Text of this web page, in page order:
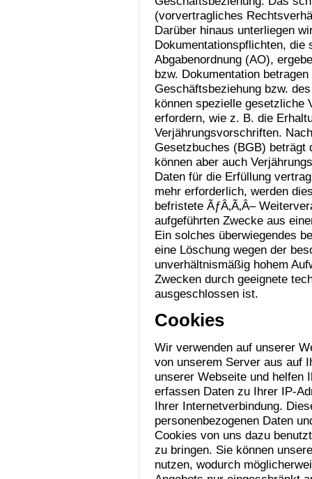
(vorvertragliches
Darüber hinaus unterliegen
Dokumentationspflichten, die
Abgabenordnung (AO),
bzw. Dokumentation
Geschäftsbeziehung bzw.
können spezielle gesetzliche
erfordern, wie z. B. die
Verjährungsvorschriften. Nach
Gesetzbuches (BGB) beträgt
können aber auch
Daten für die Erfüllung
mehr erforderlich, werden
befristete ÃƒÂ‚Ã‚Â–
aufgeführten Zwecke aus
Ein solches überwiegendes
eine Löschung wegen der
unverhältnismäßig hohem
Zwecken durch geeignete
ausgeschlossen ist.
Cookies
Wir verwenden auf unserer
von unserem Server aus auf
unserer Webseite und helfen
erfassen Daten zu Ihrer IP-
Ihrer Internetverbindung.
personenbezogenen Daten
Cookies von uns dazu
zu bringen. Sie können
nutzen, wodurch